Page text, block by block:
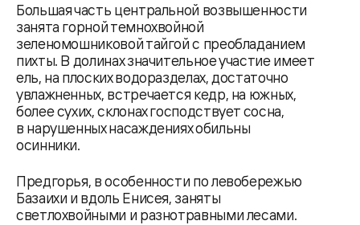
Большая часть центральной возвышенности
занята горной темнохвойной
зеленомошниковой тайгой с преобладанием
пихты. В долинах значительное участие имеет
ель, на плоских водоразделах, достаточно
увлажненных, встречается кедр, на южных,
более сухих, склонах господствует сосна,
в нарушенных насаждениях обильны
осинники.
Предгорья, в особенности по левобережью
Базаихи и вдоль Енисея, заняты
светлохвойными и разнотравными лесами.